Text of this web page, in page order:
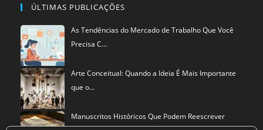
ÚLTIMAS PUBLICAÇÕES
As Tendências do Mercado de Trabalho Que Você
Precisa C…
Arte Conceitual: Quando a Ideia É Mais Importante
que o…
Manuscritos Históricos Que Podem Reescrever